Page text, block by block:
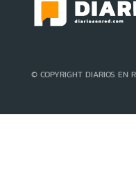
© COPYRIGHT DIARIOS EN